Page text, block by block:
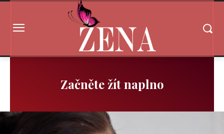
Začněte žít naplno